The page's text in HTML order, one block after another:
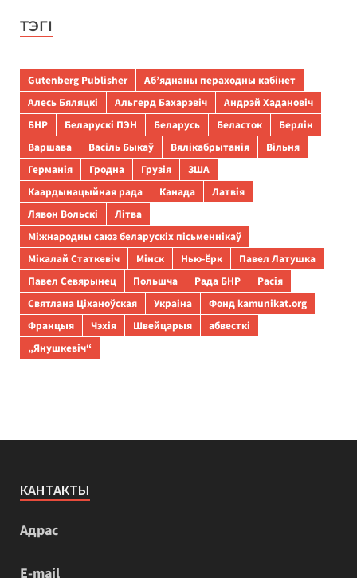
ТЭГІ
Gutenberg Publisher
Аб’яднаны пераходны кабінет
Алесь Бяляцкі
Альгерд Бахарэвіч
Андрэй Хадановіч
БНР
Беларускі ПЭН Беларусь Беласток
Берлін
Варшава
Васіль Быкаў Вялікабрытанія
Вільня
Германія
Гродна Грузія
ЗША
Каардынацыйная рада
Канада
Латвія
Лявон Вольскі
Літва
Міжнародны саюз беларускіх пісьменнікаў
Мікалай Статкевіч
Мінск Нью-Ёрк
Павел Латушка
Павел Севярынец
Польшча Рада БНР
Расія
Святлана Ціханоўская
Украіна
Фонд kamunikat.org
Францыя
Чэхія Швейцарыя
абвесткі
„Янушкевіч“
КАНТАКТЫ
Адрас
E-mail